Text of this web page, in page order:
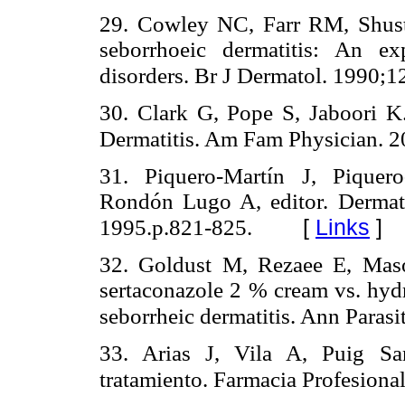
29. Cowley NC, Farr RM,
seborrhoeic dermatitis: An
disorders. Br J Dermatol.
30. Clark G, Pope S, Jaboori
Dermatitis. Am Fam Physician.
31. Piquero-Martín J,
Rondón Lugo A, editor.
1995.p.821-825. [ Links ]
32. Goldust M, Rezaee E,
sertaconazole 2 % cream vs.
seborrheic dermatitis. Ann
33. Arias J, Vila A, Puig
tratamiento. Farmacia